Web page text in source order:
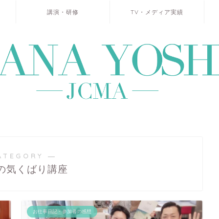
講演・研修 TV・メディア実績
―
気くばり講座
お仕事日記・参加者の感想